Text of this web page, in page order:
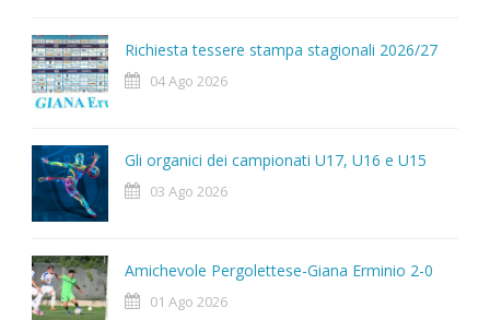
Richiesta tessere stampa stagionali 2026/27
04 Ago 2026
Gli organici dei campionati U17, U16 e U15
03 Ago 2026
Amichevole Pergolettese-Giana Erminio 2-0
01 Ago 2026